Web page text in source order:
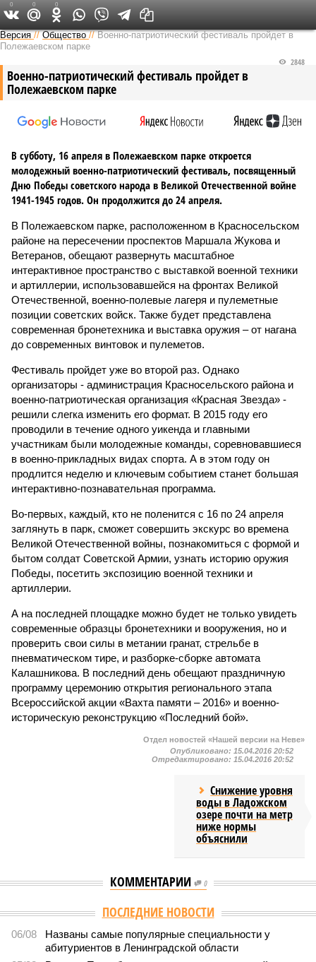
Версия на Неве
Версия //Общество //Военно-патриотический фестиваль пройдет в
Полежаевском парке
Военно-патриотический фестиваль пройдет в
Полежаевском парке
2848
В субботу, 16 апреля в Полежаевском парке откроется
молодежный военно-патриотический фестиваль, посвященный
Дню Победы советского народа в Великой Отечественной войне
1941-1945 годов. Он продолжится до 24 апреля.
В Полежаевском парке, расположенном в Красносельском
районе на пересечении проспектов Маршала Жукова и
Ветеранов, обещают развернуть масштабное
интерактивное пространство с выставкой военной техники
и артиллерии, использовавшейся на фронтах Великой
Отечественной, военно-полевые лагеря и пулеметные
позиции советских войск. Также будет представлена
современная бронетехника и выставка оружия – от нагана
до современных винтовок и пулеметов.
Фестиваль пройдет уже во второй раз. Однако
организаторы - администрация Красносельского района и
военно-патриотическая организация «Красная Звезда» -
решили слегка изменить его формат. В 2015 году его
проводили в течение одного уикенда и главными
участникам были молодежные команды, соревновавшиеся
в военно-прикладных видах спорта. А в этом году он
продлится неделю и ключевым событием станет большая
интерактивно-познавательная программа.
Во-первых, каждый, кто не поленится с 16 по 24 апреля
заглянуть в парк, сможет совершить экскурс во времена
Великой Отечественной войны, познакомиться с формой и
бытом солдат Советской Армии, узнать историю оружия
Победы, посетить экспозицию военной техники и
артиллерии.
А на последней площадке можно будет не только увидеть
современные образцы бронетехники и вооружения, но и
проверить свои силы в метании гранат, стрельбе в
пневматическом тире, и разборке-сборке автомата
Калашникова. В последний день обещают праздничную
программу церемонию открытия регионального этапа
Всероссийской акции «Вахта памяти – 2016» и военно-
историческую реконструкцию «Последний бой».
0 0 0
Отдел новостей «Нашей версии на Неве»
Опубликовано: 15.04.2016 20:52
Отредактировано: 15.04.2016 20:52
Снижение уровня
воды в Ладожском
озере почти на метр
ниже нормы
объяснили
КОММЕНТАРИИ 0
ПОСЛЕДНИЕ НОВОСТИ
06/08
Названы самые популярные специальности у
абитуриентов в Ленинградской области